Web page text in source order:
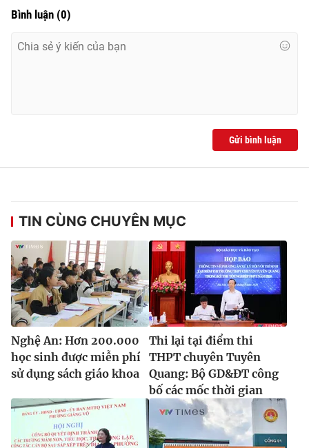
Bình luận (0)
Gửi bình luận
TIN CÙNG CHUYÊN MỤC
Nghệ An: Hơn 200.000
học sinh được miễn phí
sử dụng sách giáo khoa
Thi lại tại điểm thi
THPT chuyên Tuyên
Quang: Bộ GD&ĐT công
bố các mốc thời gian